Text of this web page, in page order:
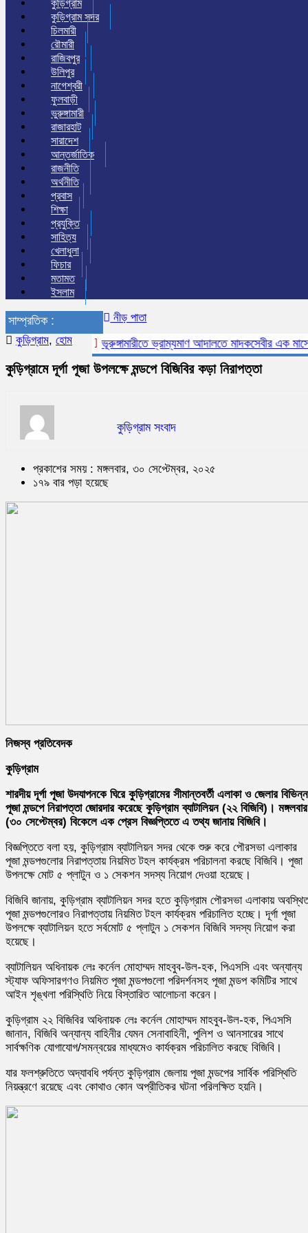
কুড়িগ্রাম
কুড়িগ্রাম সদর
চিলমারী
রৌমারী
রাজিবপুর
উলিপুর
নাগেশ্বরী
ফুলবাড়ী
ভুরুঙ্গামারী
রাজারহাট
সারাদেশ
আন্তর্জাতিক
রাজনীতি
অর্থনীতি
প্রবাস
শিক্ষা
প্রযুক্তি
সাহিত্য
খেলাধুলা
ফিচার
মতামত
ইসলাম
সাম্প্রতিক :
ভূরুঙ্গামারীতে ভ্রাম্যমাণ আদালতে মাদকসেবীর এক মাসের
নীড় পাতা
কুড়িগ্রাম, হোম
কুড়িগ্রামে দূর্গা পূজা উপলক্ষে মন্ডপে বিজিবির কড়া নিরাপত্তা
কুড়িগ্রাম সংবাদ
প্রকাশের সময় : মঙ্গলবার, ৩০ সেপ্টেম্বর, ২০২৫
১৭৯ বার পড়া হয়েছে
নিজস্ব প্রতিবেদক
কুড়িগ্রাম
শারদীয় দূর্গা পূজা উদযাপনকে ঘিরে কুড়িগ্রামের সীমান্তবর্তী এলাকা ও জেলার বিভিন্ন
পূজা মন্ডপে নিরাপত্তা জোরদার করেছে কুড়িগ্রাম ব্যাটালিয়ন (২২ বিজিবি)। মঙ্গলবার
(৩০ সেপ্টেম্বর) বিকেলে এক প্রেস বিজ্ঞপ্তিতে এ তথ্য জানায় বিজিবি।
বিজ্ঞপ্তিতে বলা হয়, কুড়িগ্রাম ব্যাটালিয়ন সদর থেকে শুরু করে পৌরসভা এলাকার
পূজা মন্ডপগুলোর নিরাপত্তায় নিয়মিত টহল কার্যক্রম পরিচালনা করছে বিজিবি। পূজা
উপলক্ষে মোট ৫ প্লাটুন ও ১ সেকশন সদস্য নিয়োগ দেওয়া হয়েছে।
বিজিবি জানায়, কুড়িগ্রাম ব্যাটালিয়ন সদর হতে কুড়িগ্রাম পৌরসভা এলাকায়
পূজা মন্ডপগুলোরও নিরাপত্তায় নিয়মিত টহল কার্যক্রম পরিচালিত হচ্ছে। দূর্গা পূজা
উপলক্ষে ব্যাটালিয়ন হতে সর্বমোট ৫ প্লাটুন ১ সেকশন বিজিবি সদস্য নিয়োগ করা
হয়েছে।
ব্যাটালিয়ন অধিনায়ক লেঃ কর্নেল মোহাম্মদ মাহবুব-উল-হক, পিএসসি এবং অন্যান্য
স্ট্যাফ অফিসারগণও নিয়মিত পূজা মন্ডপগুলো পরিদর্শনসহ পূজা মন্ডপ কমিটির সাথে
আইন শৃঙ্খলা পরিস্থিতি নিয়ে বিস্তারিত আলোচনা করেন।
কুড়িগ্রাম ২২ বিজিবির অধিনায়ক লেঃ কর্নেল মোহাম্মদ মাহবুব-উল-হক, পিএসসি
জানান, বিজিবি অন্যান্য বাহিনীর যেমন সেনাবাহিনী, পুলিশ ও আনসারের সাথে
সার্বক্ষণিক যোগাযোগ/সমন্বয়ের মাধ্যমেও কার্যক্রম পরিচালিত করছে বিজিবি।
যার ফলশ্রুতিতে অদ্যাবধি পর্যন্ত কুড়িগ্রাম জেলায় পূজা মন্ডপের সার্বিক পরিস্থিতি
নিয়ন্ত্রণে রয়েছে এবং কোথাও কোন অপ্রীতিকর ঘটনা পরিলক্ষিত হয়নি।